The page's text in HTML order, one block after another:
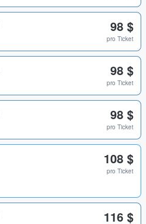
98 $
pro Ticket
98 $
pro Ticket
98 $
pro Ticket
108 $
pro Ticket
116 $